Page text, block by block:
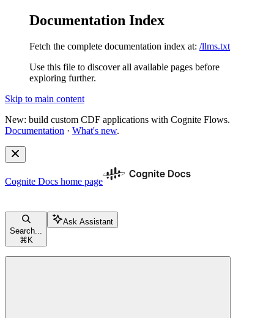
Documentation Index
Fetch the complete documentation index at: /llms.txt
Use this file to discover all available pages before
exploring further.
Skip to main content
New: build custom CDF applications with Cognite Flows.
Documentation · What's new.
Cognite Docs home page
Search...
⌘ K
Ask Assistant